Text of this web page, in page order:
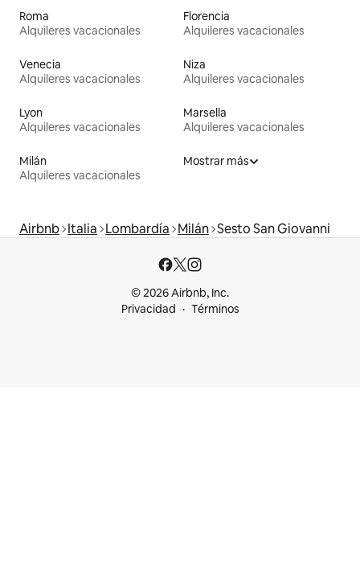
Roma
Alquileres vacacionales
Florencia
Alquileres vacacionales
Venecia
Alquileres vacacionales
Niza
Alquileres vacacionales
Lyon
Alquileres vacacionales
Marsella
Alquileres vacacionales
Milán
Alquileres vacacionales
Mostrar más
Airbnb Italia Lombardía Milán Sesto San Giovanni
© 2026 Airbnb, Inc.
Privacidad
Términos